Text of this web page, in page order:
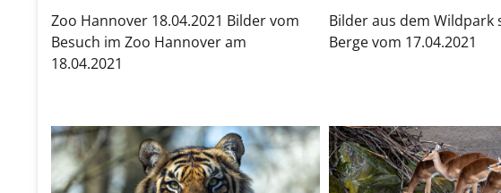
Zoo Hannover 18.04.2021 Bilder vom
Besuch im Zoo Hannover am
18.04.2021
Bilder aus dem Wildpark
Berge vom 17.04.2021